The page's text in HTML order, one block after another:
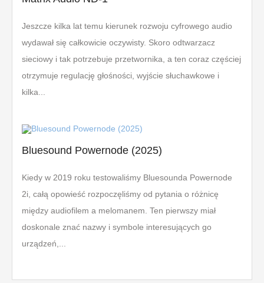
Jeszcze kilka lat temu kierunek rozwoju cyfrowego audio
wydawał się całkowicie oczywisty. Skoro odtwarzacz
sieciowy i tak potrzebuje przetwornika, a ten coraz częściej
otrzymuje regulację głośności, wyjście słuchawkowe i
kilka...
Bluesound Powernode (2025)
Kiedy w 2019 roku testowaliśmy Bluesounda Powernode
2i, całą opowieść rozpoczęliśmy od pytania o różnicę
między audiofilem a melomanem. Ten pierwszy miał
doskonale znać nazwy i symbole interesujących go
urządzeń,...